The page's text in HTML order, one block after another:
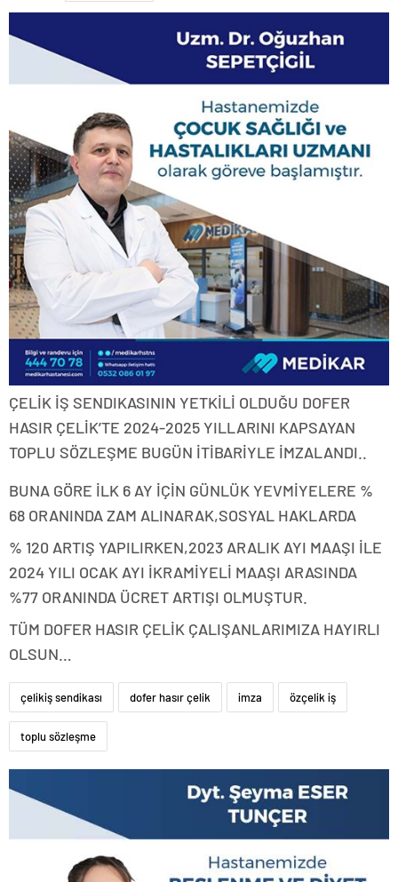
ÇELİK İŞ SENDIKASININ YETKİLİ OLDUĞU DOFER
HASIR ÇELİK’TE 2024-2025 YILLARINI KAPSAYAN
TOPLU SÖZLEŞME BUGÜN İTİBARİYLE İMZALANDI..
BUNA GÖRE İLK 6 AY İÇİN GÜNLÜK YEVMİYELERE %
68 ORANINDA ZAM ALINARAK,SOSYAL HAKLARDA
% 120 ARTIŞ YAPILIRKEN,2023 ARALIK AYI MAAŞI İLE
2024 YILI OCAK AYI İKRAMİYELİ MAAŞI ARASINDA
%77 ORANINDA ÜCRET ARTIŞI OLMUŞTUR.
TÜM DOFER HASIR ÇELİK ÇALIŞANLARIMIZA HAYIRLI
OLSUN…
çelikiş sendikası dofer hasır çelik imza özçelik iş
toplu sözleşme